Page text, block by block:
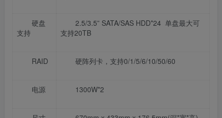
硬盘
支持
2.5/3.5” SATA/SAS HDD*24 单盘最大可
支持20TB
RAID 硬阵列卡，支持0/1/5/6/10/50/60
电源 1300W*2